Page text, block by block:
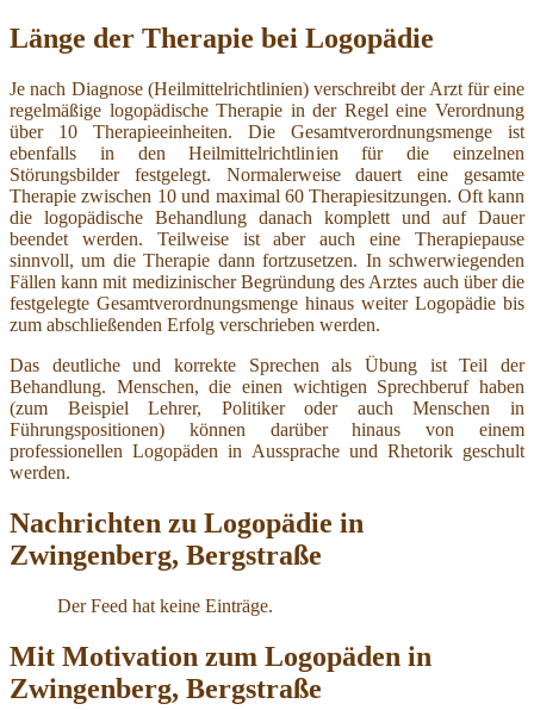
Länge der Therapie bei Logopädie
Je nach Diagnose (Heilmittelrichtlinien) verschreibt der Arzt für eine
regelmäßige logopädische Therapie in der Regel eine Verordnung
über 10 Therapieeinheiten. Die Gesamtverordnungsmenge ist
ebenfalls in den Heilmittelrichtlinien für die einzelnen
Störungsbilder festgelegt. Normalerweise dauert eine gesamte
Therapie zwischen 10 und maximal 60 Therapiesitzungen. Oft kann
die logopädische Behandlung danach komplett und auf Dauer
beendet werden. Teilweise ist aber auch eine Therapiepause
sinnvoll, um die Therapie dann fortzusetzen. In schwerwiegenden
Fällen kann mit medizinischer Begründung des Arztes auch über die
festgelegte Gesamtverordnungsmenge hinaus weiter Logopädie bis
zum abschließenden Erfolg verschrieben werden.
Das deutliche und korrekte Sprechen als Übung ist Teil der
Behandlung. Menschen, die einen wichtigen Sprechberuf haben
(zum Beispiel Lehrer, Politiker oder auch Menschen in
Führungspositionen) können darüber hinaus von einem
professionellen Logopäden in Aussprache und Rhetorik geschult
werden.
Nachrichten zu Logopädie in
Zwingenberg, Bergstraße
Der Feed hat keine Einträge.
Mit Motivation zum Logopäden in
Zwingenberg, Bergstraße